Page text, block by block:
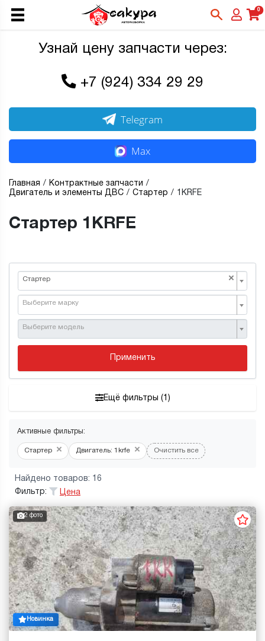
0
Узнай цену запчасти через:
+7 (924) 334 29 29
Telegram
Max
Главная
Контрактные запчасти
Двигатель и элементы ДВС
Стартер 1KRFE
Стартер 1KRFE
×
Стартер
Выберите марку
Выберите модель
Применить
Ещё фильтры (1)
Активные фильтры:
Стартер × Двигатель: 1krfe × Очистить все
Найдено товаров: 16
Фильтр:
Цена
2 фото
Новинка